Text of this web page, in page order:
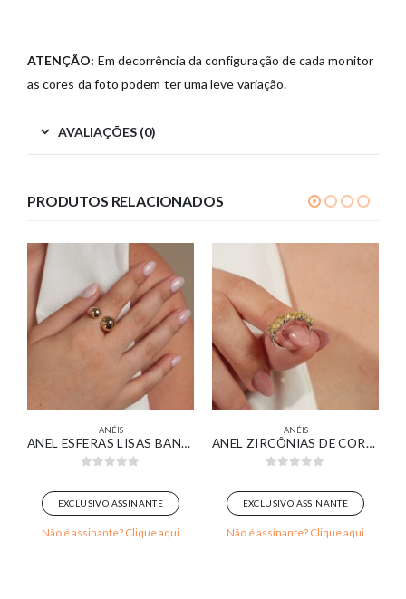
ATENÇÃO: Em decorrência da configuração de cada monitor
as cores da foto podem ter uma leve variação.
AVALIAÇÕES (0)
PRODUTOS RELACIONADOS
ANÉIS
ANEL ESFERAS LISAS BANHADO EM OURO 18K
EXCLUSIVO ASSINANTE
Não é assinante? Clique aqui
ANÉIS
ANEL ZIRCÔNIAS DE CORAÇÕES AMARELOS BANHADO EM OURO BRANCO
EXCLUSIVO ASSINANTE
Não é assinante? Clique aqui